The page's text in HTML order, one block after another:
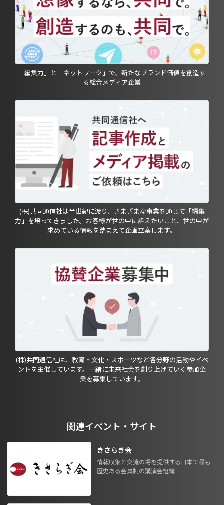
「編集力」と「ネットワーク」で、新たなブランド価値を創造す
る総合メディア企業
(株)共同通信社は半世紀に渡り、さまざまな事業を通じて「編集
力」を培ってきました。お客様が世の中に訴えたいこと、世の中が
求めている情報を踏まえて企画立案します。
(株)共同通信社は、教育・文化・スポーツなど各分野の活動やイベ
ントを主催しています。一緒に未来社会を創り上げていく参加企
業を募集しています。
関連イベント・サイト
きさらぎ会
情報収集と交流の場を提供する日本で最も
歴史ある会員制の講演会組織